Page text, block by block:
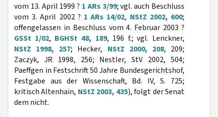
vom 13. April 1999 ? 1 ARs 3/99; vgl. auch Beschluss
vom 3. April 2002 ? 1 ARs 14/02, NStZ 2002, 600;
offengelassen in Beschluss vom 4. Februar 2003 ?
GSSt 1/02, BGHSt 48, 189, 196 f.; vgl. Lenckner,
NStZ 1998, 257; Hecker, NStZ 2000, 208, 209;
Zaczyk, JR 1998, 256; Nestler, StV 2002, 504;
Paeffgen in Festschrift 50 Jahre Bundesgerichtshof,
Festgabe aus der Wissenschaft, Bd. IV, S. 725;
kritisch Altenhain, NStZ 2003, 435), folgt der Senat
dem nicht.